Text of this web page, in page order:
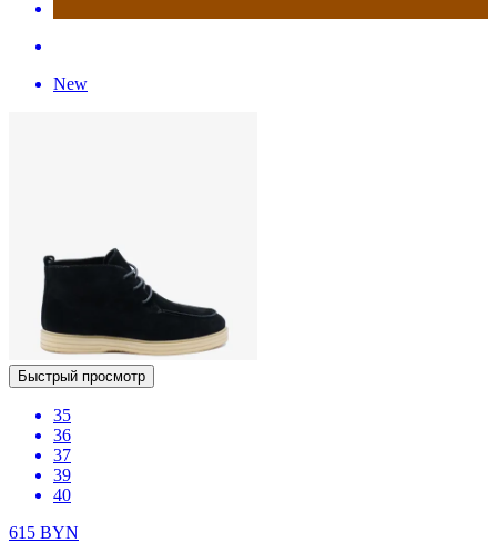
New
Быстрый просмотр
35
36
37
39
40
615 BYN